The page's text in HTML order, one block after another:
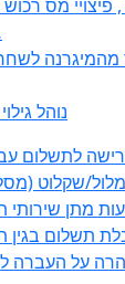
נוהל
שקלוט
שעות מתן
קבלת תשלום